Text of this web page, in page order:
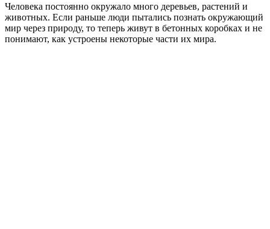
Человека постоянно окружало много деревьев, растений и
животных. Если раньше люди пытались познать окружающий
мир через природу, то теперь живут в бетонных коробках и не
понимают, как устроены некоторые части их мира.